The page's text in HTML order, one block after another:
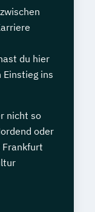
du hier
ins
nicht so
oder